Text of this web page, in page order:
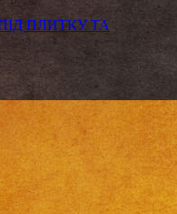
ПЛИТКУ ТА